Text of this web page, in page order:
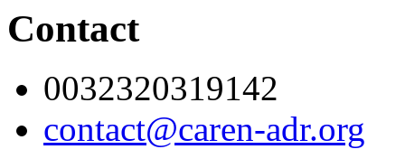
Contact
0032320319142
contact@caren-adr.org